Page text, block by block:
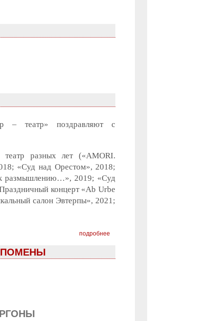
– театр» поздравляют с
разных лет («AMORI.
«Суд над Орестом», 2018;
размышлению…», 2019; «Суд
концерт «Ab Urbe
салон Эвтерпы», 2021;
подробнее